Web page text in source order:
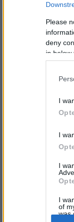
Please
deny
in below
I
I
I
I
of
was